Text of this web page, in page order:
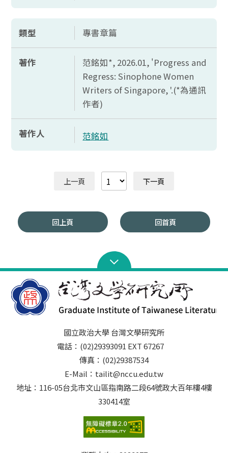
類型 專書章篇
著作 范銘如*, 2026.01, 'Progress and
Regress: Sinophone Women
Writers of Singapore, '.(*為通訊
作者)
著作人 范銘如
上一頁 下一頁
回上頁 回首頁
國立政治大學 台灣文學研究所
電話：(02)29393091 EXT 67267
傳真：(02)29387534
E-Mail：tailit@nccu.edu.tw
地址：116-05台北市文山區指南路二段64號政大百年樓4樓
330414室